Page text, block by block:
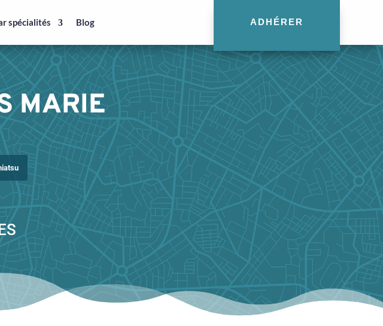
spécialités Blog ADHÉRER
MARIE